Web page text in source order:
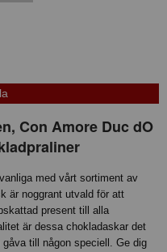
Con Amore Duc dO
med vårt sortiment av
är noggrant utvald för att
present till alla
är dessa chokladaskar det
till någon speciell. Ge dig